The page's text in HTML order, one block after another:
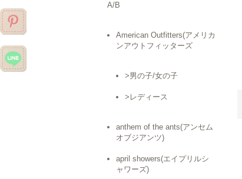
A/B
American Outfitters(アメリカ
ンアウトフィッターズ
>男の子/女の子
>レディース
anthem of the ants(アンセム
オブジアンツ)
april showers(エイプリルシ
ャワーズ)